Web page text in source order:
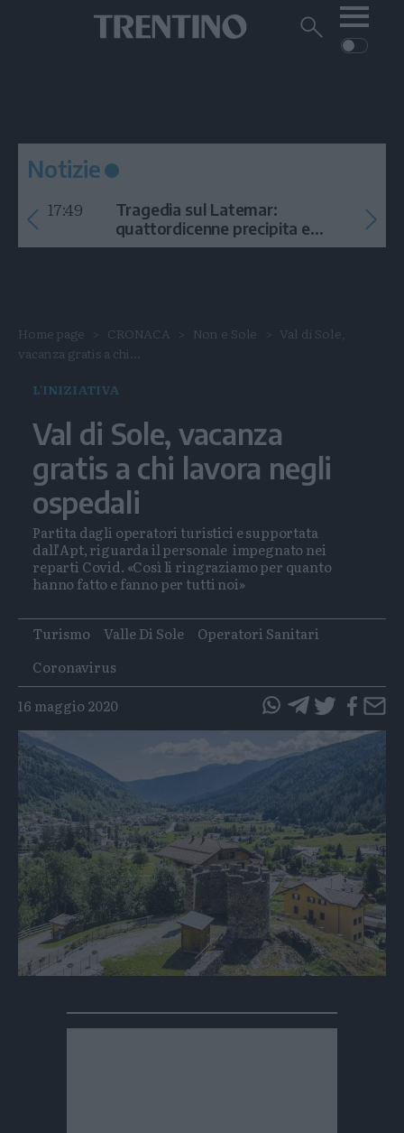
Cerca
CRONACA
GARDA
CULTURA
VIDEO
Notizie
17:49
Tragedia sul Latemar:
quattordicenne precipita e
muore
Home page CRONACA Non e Sole
Val di Sole,
vacanza gratis a chi...
L'INIZIATIVA
Val di Sole, vacanza
gratis a chi lavora negli
ospedali
Partita dagli operatori turistici e supportata
dall’Apt, riguarda il personale impegnato nei
reparti Covid. «Così li ringraziamo per quanto
hanno fatto e fanno per tutti noi»
Tags
Turismo Valle Di Sole
Operatori Sanitari
Coronavirus
16 maggio 2020
questo
su
questo
articolo